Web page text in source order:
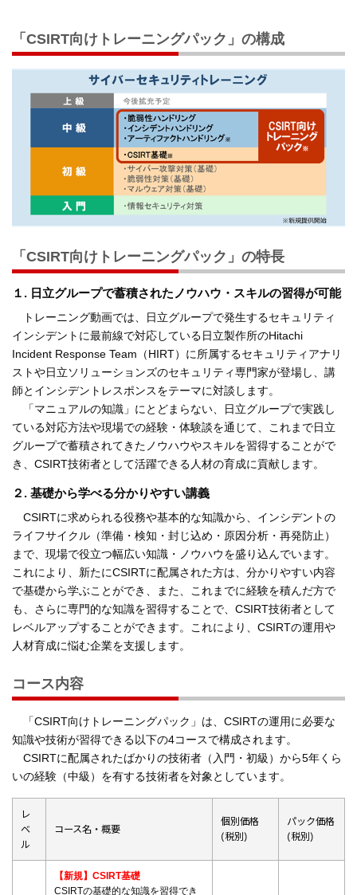
「CSIRT向けトレーニングパック」の構成
「CSIRT向けトレーニングパック」の特長
１. 日立グループで蓄積されたノウハウ・スキルの習得が可能
トレーニング動画では、日立グループで発生するセキュリティ
インシデントに最前線で対応している日立製作所のHitachi
Incident Response Team（HIRT）に所属するセキュリティアナリ
ストや日立ソリューションズのセキュリティ専門家が登場し、講
師とインシデントレスポンスをテーマに対談します。
「マニュアルの知識」にとどまらない、日立グループで実践し
ている対応方法や現場での経験・体験談を通じて、これまで日立
グループで蓄積されてきたノウハウやスキルを習得することがで
き、CSIRT技術者として活躍できる人材の育成に貢献します。
２. 基礎から学べる分かりやすい講義
CSIRTに求められる役務や基本的な知識から、インシデントの
ライフサイクル（準備・検知・封じ込め・原因分析・再発防止）
まで、現場で役立つ幅広い知識・ノウハウを盛り込んでいます。
これにより、新たにCSIRTに配属された方は、分かりやすい内容
で基礎から学ぶことができ、また、これまでに経験を積んだ方で
も、さらに専門的な知識を習得することで、CSIRT技術者として
レベルアップすることができます。これにより、CSIRTの運用
人材育成に悩む企業を支援します。
コース内容
「CSIRT向けトレーニングパック」は、CSIRTの運用に必要な
知識や技術が習得できる以下の4コースで構成されます。
CSIRTに配属されたばかりの技術者（入門・初級）から5年くら
いの経験（中級）を有する技術者を対象としています。
レ
ベ
ル
コース名・概要
個別価格
(税別)
パック価格
(税別)
【新規】CSIRT基礎
CSIRTの基礎的な知識を習得でき